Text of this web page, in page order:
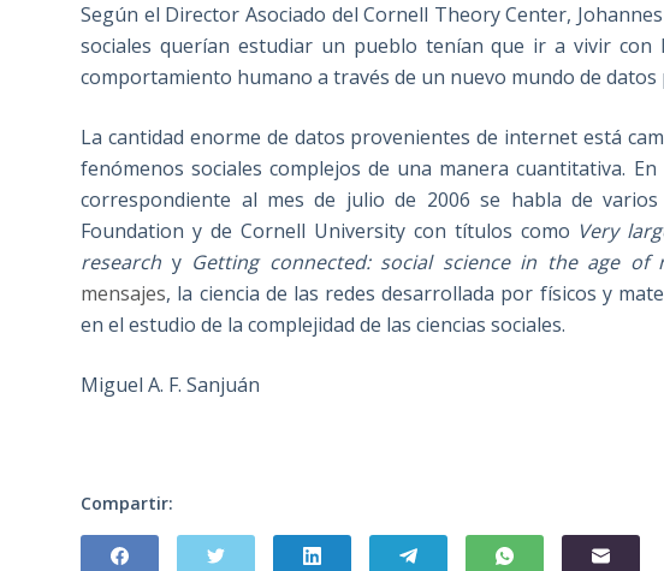
Según el Director Asociado del Cornell Theory Center,
sociales querían estudiar un pueblo tenían que ir a vivir
comportamiento humano a través de un nuevo mundo de datos
La cantidad enorme de datos provenientes de internet está
fenómenos sociales complejos de una manera cuantitativa. En
correspondiente al mes de julio de 2006 se habla de
Foundation y de Cornell University con títulos como Very
research y Getting connected: social science in the age of
mensajes, la ciencia de las redes desarrollada por físicos y
en el estudio de la complejidad de las ciencias sociales.
Miguel A. F. Sanjuán
Compartir: